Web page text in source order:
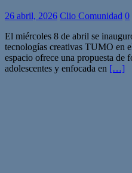
26 abril, 2026 Clio Comunidad 0
El miércoles 8 de abril se
tecnologías creativas TUMO en
espacio ofrece una propuesta de
adolescentes y enfocada en […]